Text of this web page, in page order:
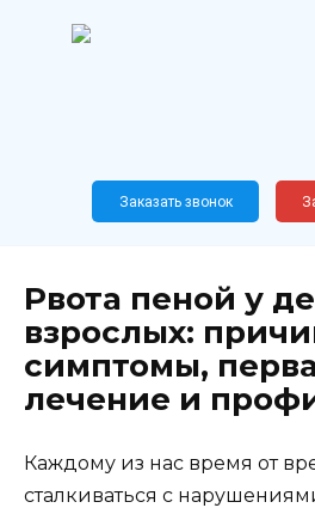
Заказать звонок
Рвота пеной у
взрослых:
симптомы,
лечение и
Каждому из нас время от
сталкиваться с